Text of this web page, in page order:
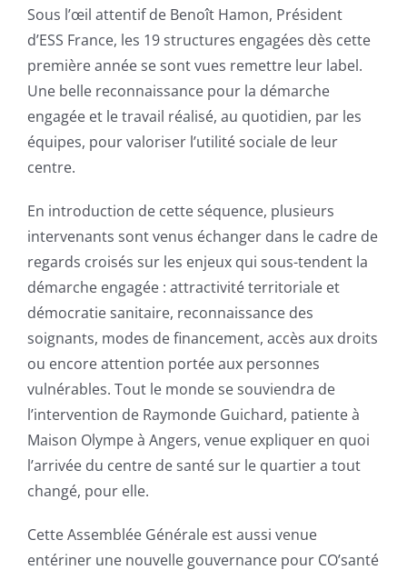
Sous l’œil attentif de Benoît Hamon, Président
d’ESS France, les 19 structures engagées dès cette
première année se sont vues remettre leur label.
Une belle reconnaissance pour la démarche
engagée et le travail réalisé, au quotidien, par les
équipes, pour valoriser l’utilité sociale de leur
centre.
En introduction de cette séquence, plusieurs
intervenants sont venus échanger dans le cadre de
regards croisés sur les enjeux qui sous-tendent la
démarche engagée : attractivité territoriale et
démocratie sanitaire, reconnaissance des
soignants, modes de financement, accès aux droits
ou encore attention portée aux personnes
vulnérables. Tout le monde se souviendra de
l’intervention de Raymonde Guichard, patiente à
Maison Olympe à Angers, venue expliquer en quoi
l’arrivée du centre de santé sur le quartier a tout
changé, pour elle.
Cette Assemblée Générale est aussi venue
entériner une nouvelle gouvernance pour CO’santé